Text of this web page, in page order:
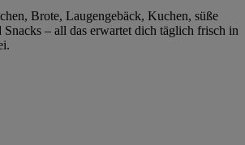
Brote, Laugengebäck, Kuchen, süße
– all das erwartet dich täglich frisch in